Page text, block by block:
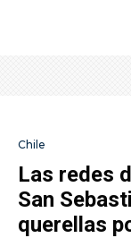
Chile
Las redes
San
querellas